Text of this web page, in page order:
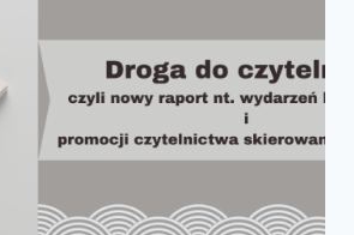
KSIĄŻKI!